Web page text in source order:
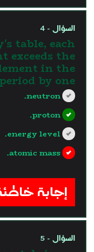
السؤال - 4
table, each
exceeds the
in the
by one…..
neutron.
proton.
energy level.
atomic mass.
إجابة
السؤال - 5